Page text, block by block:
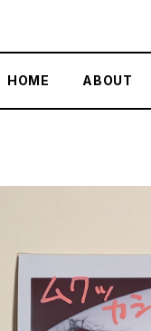
HOME ABOUT